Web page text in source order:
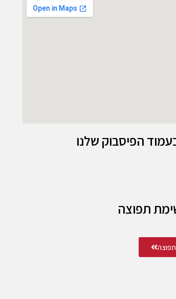
הפיסבוק שלנו
תפוצה